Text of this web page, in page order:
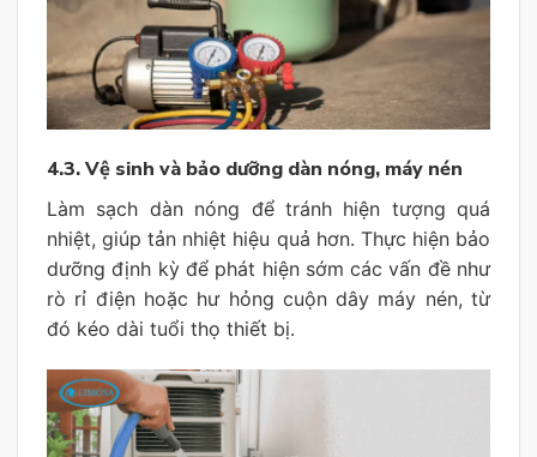
4.3. Vệ sinh và bảo dưỡng dàn nóng, máy nén
Làm sạch dàn nóng để tránh hiện tượng quá
nhiệt, giúp tản nhiệt hiệu quả hơn. Thực hiện bảo
dưỡng định kỳ để phát hiện sớm các vấn đề như
rò rỉ điện hoặc hư hỏng cuộn dây máy nén, từ
đó kéo dài tuổi thọ thiết bị.